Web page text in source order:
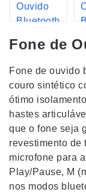
Fone de
Fone de ouvido
couro sintético
ótimo
hastes
que o fone seja
revestimento de
microfone para
Play/Pause, M
nos modos